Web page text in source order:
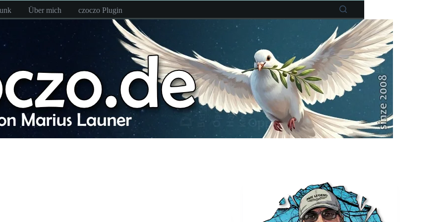
Über mich czoczo Plugin